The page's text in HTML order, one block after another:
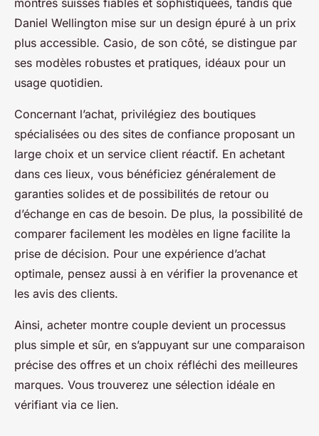
montres suisses fiables et sophistiquées, tandis que
Daniel Wellington mise sur un design épuré à un prix
plus accessible. Casio, de son côté, se distingue par
ses modèles robustes et pratiques, idéaux pour un
usage quotidien.
Concernant l’achat, privilégiez des boutiques
spécialisées ou des sites de confiance proposant un
large choix et un service client réactif. En achetant
dans ces lieux, vous bénéficiez généralement de
garanties solides et de possibilités de retour ou
d’échange en cas de besoin. De plus, la possibilité de
comparer facilement les modèles en ligne facilite la
prise de décision. Pour une expérience d’achat
optimale, pensez aussi à en vérifier la provenance et
les avis des clients.
Ainsi, acheter montre couple devient un processus
plus simple et sûr, en s’appuyant sur une comparaison
précise des offres et un choix réfléchi des meilleures
marques. Vous trouverez une sélection idéale en
vérifiant via ce lien.